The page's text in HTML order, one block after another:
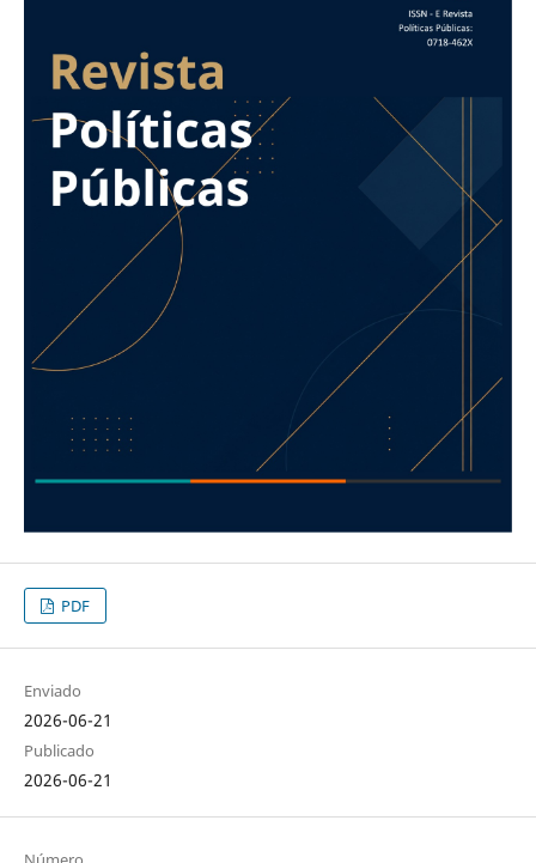
PDF
Enviado
2026-06-21
Publicado
2026-06-21